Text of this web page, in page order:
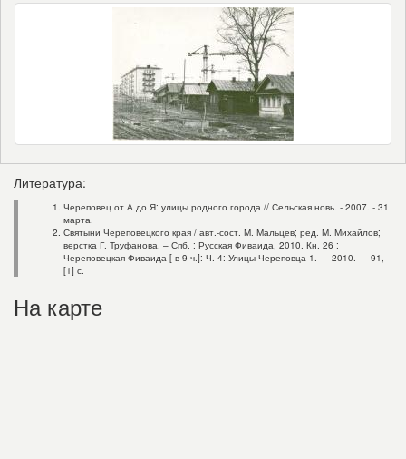
Литература:
Череповец от А до Я: улицы родного города // Сельская новь. - 2007. - 31
марта.
Святыни Череповецкого края / авт.-сост. М. Мальцев; ред. М. Михайлов;
верстка Г. Труфанова. – Спб. : Русская Фиваида, 2010. Кн. 26 :
Череповецкая Фиваида [ в 9 ч.]: Ч. 4: Улицы Череповца-1. — 2010. — 91,
[1] с.
На карте